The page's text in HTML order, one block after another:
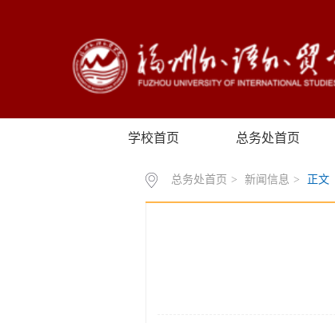
学校首页 总务处首页
总务处首页 > 新闻信息 > 正文